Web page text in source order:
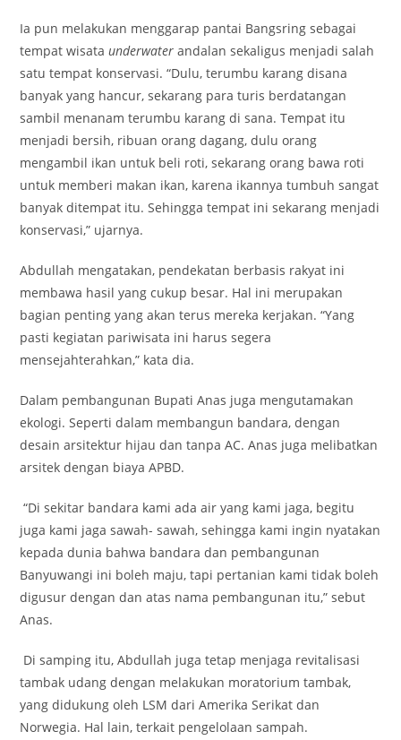
Ia pun melakukan menggarap pantai Bangsring sebagai
tempat wisataunderwater andalan sekaligus menjadi salah
satu tempat konservasi. “Dulu, terumbu karang disana
banyak yang hancur, sekarang para turis berdatangan
sambil menanam terumbu karang di sana. Tempat itu
menjadi bersih, ribuan orang dagang, dulu orang
mengambil ikan untuk beli roti, sekarang orang bawa roti
untuk memberi makan ikan, karena ikannya tumbuh sangat
banyak ditempat itu. Sehingga tempat ini sekarang menjadi
konservasi,” ujarnya.
Abdullah mengatakan, pendekatan berbasis rakyat ini
membawa hasil yang cukup besar. Hal ini merupakan
bagian penting yang akan terus mereka kerjakan. “Yang
pasti kegiatan pariwisata ini harus segera
mensejahterahkan,” kata dia.
Dalam pembangunan Bupati Anas juga mengutamakan
ekologi. Seperti dalam membangun bandara, dengan
desain arsitektur hijau dan tanpa AC. Anas juga melibatkan
arsitek dengan biaya APBD.
“Di sekitar bandara kami ada air yang kami jaga, begitu
juga kami jaga sawah- sawah, sehingga kami ingin nyatakan
kepada dunia bahwa bandara dan pembangunan
Banyuwangi ini boleh maju, tapi pertanian kami tidak boleh
digusur dengan dan atas nama pembangunan itu,” sebut
Anas.
Di samping itu, Abdullah juga tetap menjaga revitalisasi
tambak udang dengan melakukan moratorium tambak,
yang didukung oleh LSM dari Amerika Serikat dan
Norwegia. Hal lain, terkait pengelolaan sampah.